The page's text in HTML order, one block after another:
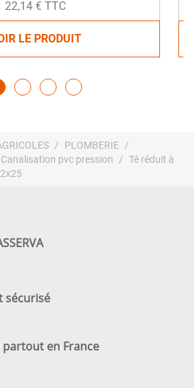
22,14 € TTC
LE PRODUIT
PLOMBERIE
Canalisation pvc pression
Té réduit à
sécurisé
partout en France